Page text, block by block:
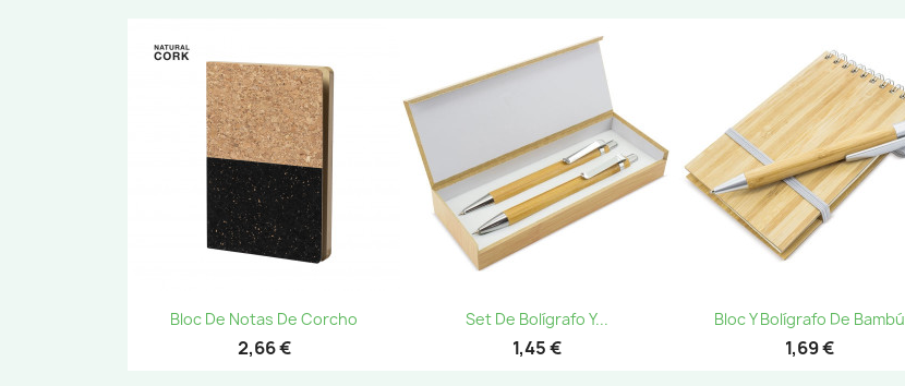
Bloc De Notas De Corcho
2,66 €
 Vista rápida Set De Bolígrafo Y...
1,45 €
Vista rápida Bloc Y Bolígrafo De Bambú
1,69 €
Vista rápida